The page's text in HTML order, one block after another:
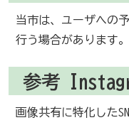
当市は、ユーザへの
行う場合があります。
参考
画像共有に特化した